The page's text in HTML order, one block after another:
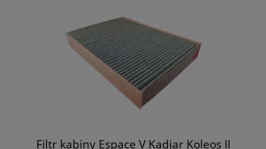
Filtr kabiny Espace V Kadjar Koleos II